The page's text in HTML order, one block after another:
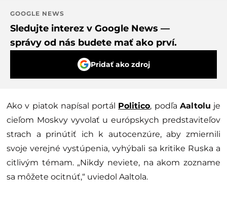
GOOGLE NEWS
Sledujte interez v Google News —
správy od nás budete mať ako prví.
Pridať ako zdroj
Ako v piatok napísal portál Politico, podľa Aaltolu je
cieľom Moskvy vyvolať u európskych predstaviteľov
strach a prinútiť ich k autocenzúre, aby zmiernili
svoje verejné vystúpenia, vyhýbali sa kritike Ruska a
citlivým témam. „Nikdy neviete, na akom zozname
sa môžete ocitnúť,“ uviedol Aaltola.